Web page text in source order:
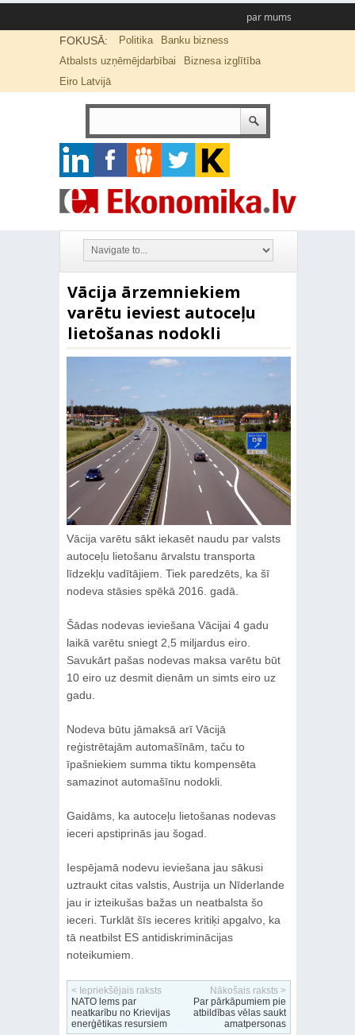
par mums
FOKUSĀ: Politika
Banku bizness
Atbalsts uzņēmējdarbībai
Biznesa izglītība
Eiro Latvijā
Vācija ārzemniekiem
varētu ieviest autoceļu
lietošanas nodokli
Vācija varētu sākt iekasēt naudu par valsts
autoceļu lietošanu ārvalstu transporta
līdzekļu vadītājiem. Tiek paredzēts, ka šī
nodeva stāsies spēkā 2016. gadā.
Šādas nodevas ieviešana Vācijai 4 gadu
laikā varētu sniegt 2,5 miljardus eiro.
Savukārt pašas nodevas maksa varētu būt
10 eiro uz desmit dienām un simts eiro uz
gadu.
Nodeva būtu jāmaksā arī Vācijā
reģistrētajām automašīnām, taču to
īpašniekiem summa tiktu kompensēta
samazinot automašīnu nodokli.
Gaidāms, ka autoceļu lietošanas nodevas
ieceri apstiprinās jau šogad.
Iespējamā nodevu ieviešana jau sākusi
uztraukt citas valstis, Austrija un Nīderlande
jau ir izteikušas bažas un neatbalsta šo
ieceri. Turklāt šīs ieceres kritiķi apgalvo, ka
tā neatbilst ES antidiskriminācijas
noteikumiem.
< Iepriekšējais raksts
NATO lems par
neatkarību no Krievijas
enerģētikas resursiem
Nākošais raksts >
Par pārkāpumiem pie
atbildības vēlas saukt
amatpersonas